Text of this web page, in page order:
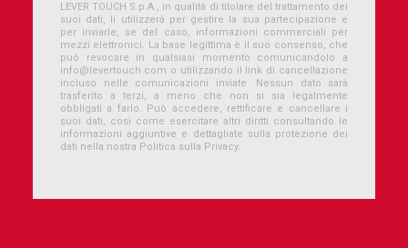
LEVER TOUCH S.p.A., in qualità di titolare del trattamento dei
suoi dati, li utilizzerà per gestire la sua partecipazione e
per inviarle, se del caso, informazioni commerciali per
mezzi elettronici. La base legittima è il suo consenso, che
può revocare in qualsiasi momento comunicandolo a
info@levertouch.com o utilizzando il link di cancellazione
incluso nelle comunicazioni inviate. Nessun dato sarà
trasferito a terzi, a meno che non si sia legalmente
obbligati a farlo. Può accedere, rettificare e cancellare i
suoi dati, così come esercitare altri diritti consultando le
informazioni aggiuntive e dettagliate sulla protezione dei
dati nella nostra Politica sulla Privacy.